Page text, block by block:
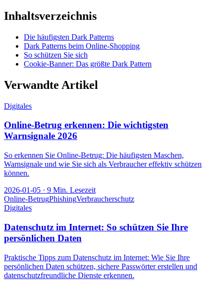
Inhaltsverzeichnis
Die häufigsten Dark Patterns
Dark Patterns beim Online-Shopping
So schützen Sie sich
Cookie-Banner: Das größte Dark Pattern
Verwandte Artikel
Digitales
Online-Betrug erkennen: Die wichtigsten
Warnsignale 2026
So erkennen Sie Online-Betrug: Die häufigsten Maschen,
Warnsignale und wie Sie sich als Verbraucher effektiv schützen
können.
2026-01-05 · 9 Min. Lesezeit
Online-BetrugPhishingVerbraucherschutz
Digitales
Datenschutz im Internet: So schützen Sie Ihre
persönlichen Daten
Praktische Tipps zum Datenschutz im Internet: Wie Sie Ihre
persönlichen Daten schützen, sichere Passwörter erstellen und
datenschutzfreundliche Dienste erkennen.